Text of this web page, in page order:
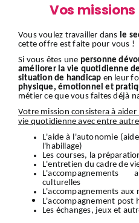
Vos
Vous voulez travailler dans le
cette offre est faite pour vous !
Si vous êtes une personne
améliorer la vie quotidienne
situation de handicap en leur
physique, émotionnel et
métier ce que vous faites déjà
Votre mission consistera à aider
vie quotidienne avec entre
L'aide à l'autonomie
l'habillage)
Les courses, la
L'entretien du cadre de
culturelles
L'accompagnements aux
L'accompagnement post
Les échanges, jeux et